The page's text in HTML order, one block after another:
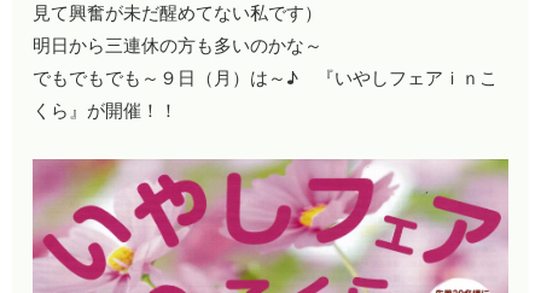
見て興奮が未だ醒めてない私です）
明日から三連休の方も多いのかな～
でもでもでも～９日（月）は～♪ 『いやしフェアｉｎこ
くら』が開催！！